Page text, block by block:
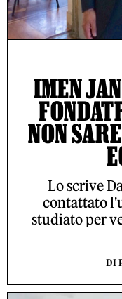
IMEN
NON
Lo scrive
contattato
studiato per
DI